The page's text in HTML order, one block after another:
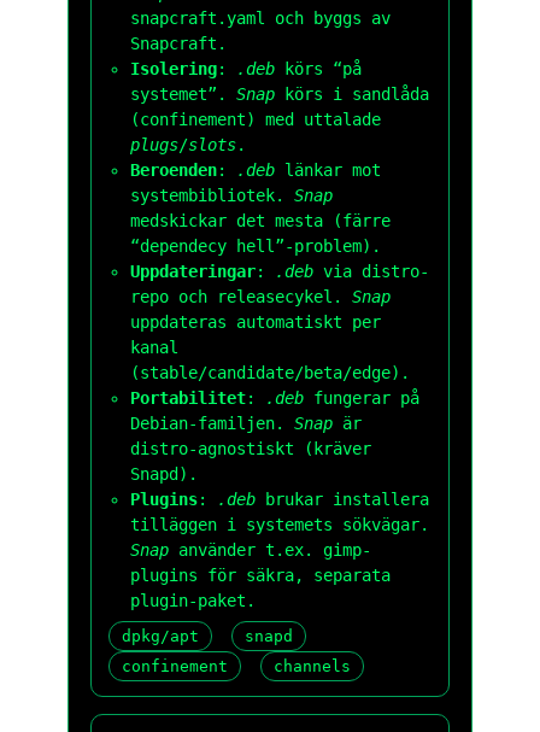
snapcraft.yaml
och byggs av
Snapcraft.
Isolering: .deb körs “på
systemet”. Snap körs i sandlåda
(confinement) med uttalade
plugs/slots.
Beroenden: .deb länkar mot
systembibliotek. Snap
medskickar det mesta (färre
“dependecy hell”-problem).
Uppdateringar: .deb via distro-
repo och releasecykel. Snap
uppdateras automatiskt per
kanal
(stable/candidate/beta/edge).
Portabilitet: .deb fungerar på
Debian-familjen. Snap är
distro-agnostiskt (kräver
Snapd).
Plugins: .deb brukar installera
tilläggen i systemets sökvägar.
Snap använder t.ex. gimp-
plugins för säkra, separata
plugin-paket.
dpkg/apt
snapd
confinement
channels